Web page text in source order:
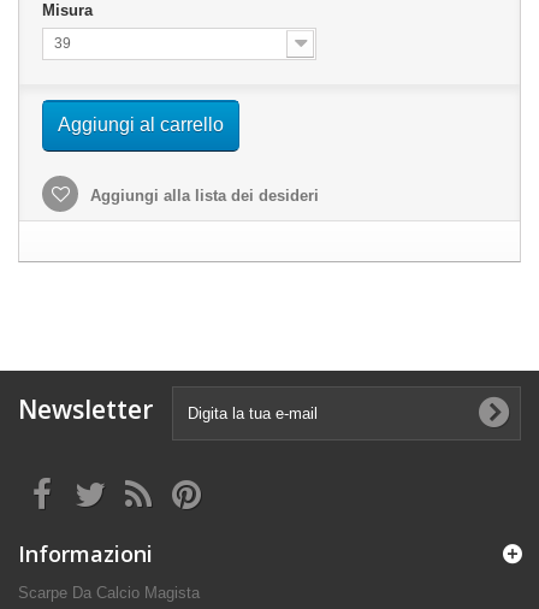
Misura
39
Aggiungi al carrello
Aggiungi alla lista dei desideri
Newsletter
Informazioni
Scarpe Da Calcio Magista